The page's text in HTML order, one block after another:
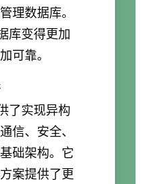
理数据库。
库变得更加
可靠。
了实现异构
信、安全、
础架构。它
案提供了更